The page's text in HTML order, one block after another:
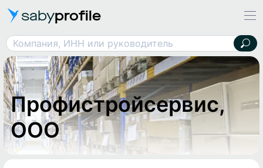
sabyprofile
Компания, ИНН или руководитель
Профистройсервис, ООО
Профистройсервис,
ООО